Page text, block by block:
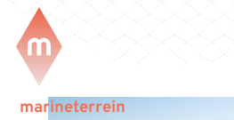
marineterrein